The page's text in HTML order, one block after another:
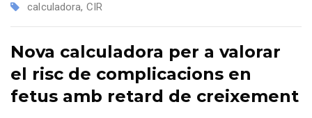
calculadora, CIR
Nova calculadora per a valorar
el risc de complicacions en
fetus amb retard de creixement